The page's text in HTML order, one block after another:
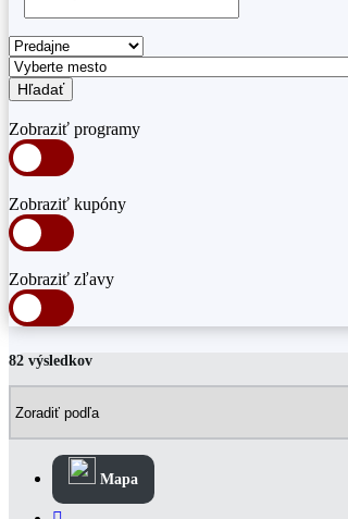
Hľadať
Zobraziť programy
Zobraziť kupóny
Zobraziť zľavy
82 výsledkov
Mapa